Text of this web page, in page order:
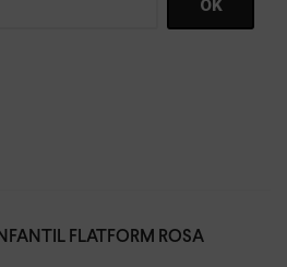
FLATFORM ROSA